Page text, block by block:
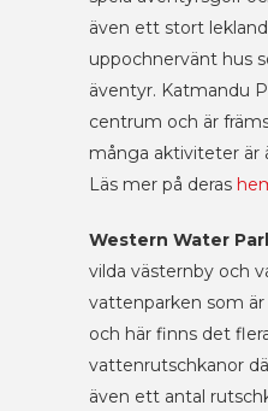
även ett stort
uppochnervänt hus
äventyr. Katmandu
centrum och är
många aktiviteter är
Läs mer på deras
Western Water
vilda västernby och
vattenparken som
och här finns det
vattenrutschkanor
även ett antal